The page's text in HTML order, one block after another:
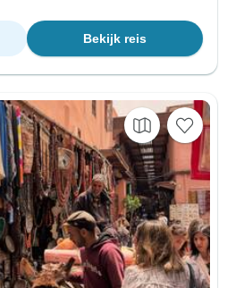
Bekijk reis